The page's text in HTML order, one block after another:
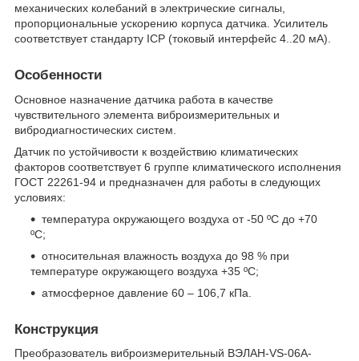
механических колебаний в электрические сигналы,
пропорциональные ускорению корпуса датчика. Усилитель
соответствует стандарту ICP (токовый интерфейс 4..20 мА).
Особенности
Основное назначение датчика работа в качестве
чувствительного элемента виброизмерительных и
вибродиагностических систем.
Датчик по устойчивости к воздействию климатических
факторов соответствует 6 группе климатического исполнения
ГОСТ 22261-94 и предназначен для работы в следующих
условиях:
температура окружающего воздуха от -50 ºС до +70
ºС;
относительная влажность воздуха до 98 % при
температуре окружающего воздуха +35 ºС;
атмосферное давление 60 – 106,7 кПа.
Конструкция
Преобразователь виброизмерительный ВЭЛАН-VS-06А-